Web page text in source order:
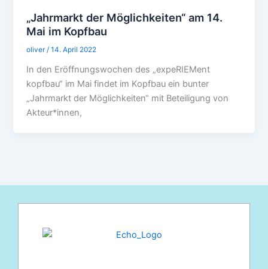
„Jahrmarkt der Möglichkeiten“ am 14.
Mai im Kopfbau
oliver/14. April 2022
In den Eröffnungswochen des „expeRIEMent
kopfbau“ im Mai findet im Kopfbau ein bunter
„Jahrmarkt der Möglichkeiten“ mit Beteiligung von
Akteur*innen,